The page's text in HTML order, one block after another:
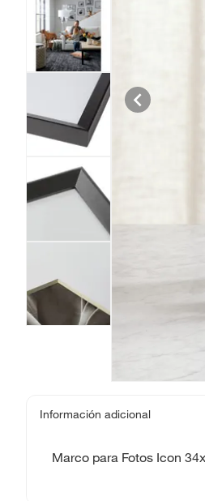
Información adicional
Marco para Fotos Icon